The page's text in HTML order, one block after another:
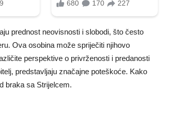
prednost neovisnosti i slobodi, što često
Ova osobina može spriječiti njihovo
perspektive o privrženosti i predanosti
predstavljaju značajne poteškoće. Kako
braka sa Strijelcem.